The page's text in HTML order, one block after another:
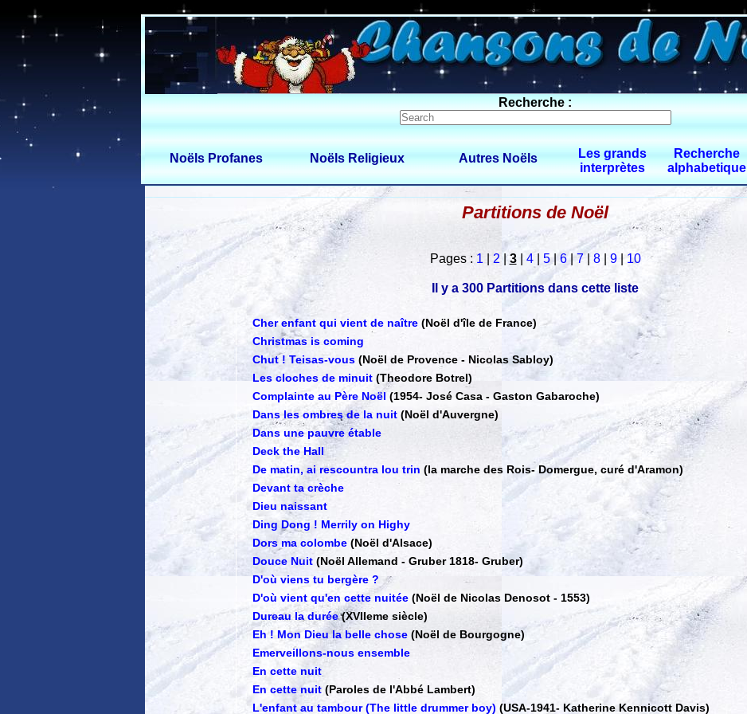
60 $limitbot 1 $limittot 2
Recherche :
Noëls Profanes Noëls Religieux Autres Noëls
Les grands
interprètes
Recherche
alphabetique
Partitions de Noël
Pages : 1 2 |3| 4| 5| 6| 7| 8| 9| 10
Il y a 300 Partitions dans cette liste
Cher enfant qui vient de naître(Noël d'île de France)
Christmas is coming
Chut ! Teisas-vous (Noël de Provence- Nicolas Sabloy)
Les cloches de minuit (Theodore Botrel)
Complainte au Père Noël (1954-José Casa - Gaston Gabaroche)
Dans les ombres de la nuit (Noël d'Auvergne)
Dans une pauvre étable
Deck the Hall
De matin, ai rescountra lou trin (la marche des Rois- Domergue, curé d'Aramon)
Devant ta crèche
Dieu naissant
Ding Dong ! Merrily on Highy
Dors ma colombe (Noël d'Alsace)
Douce Nuit(Noël Allemand - Gruber 1818-Gruber)
D'où viens tu bergère ?
D'où vient qu'en cette nuitée (Noël de Nicolas Denosot - 1553)
Dureau la durée (XVIIeme siècle)
Eh ! Mon Dieu la belle chose (Noël de Bourgogne)
Emerveillons-nous ensemble
En cette nuit
En cette nuit (Paroles de l'Abbé Lambert)
L'enfant au tambour (The little drummer boy) (USA-1941- Katherine Kennicott Davis)